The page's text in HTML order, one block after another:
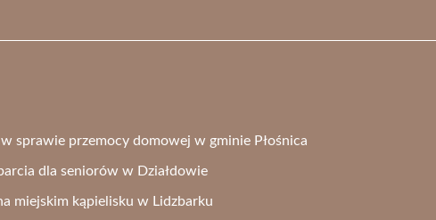
sprawie przemocy domowej w gminie Płośnica
dla seniorów w Działdowie
miejskim kąpielisku w Lidzbarku